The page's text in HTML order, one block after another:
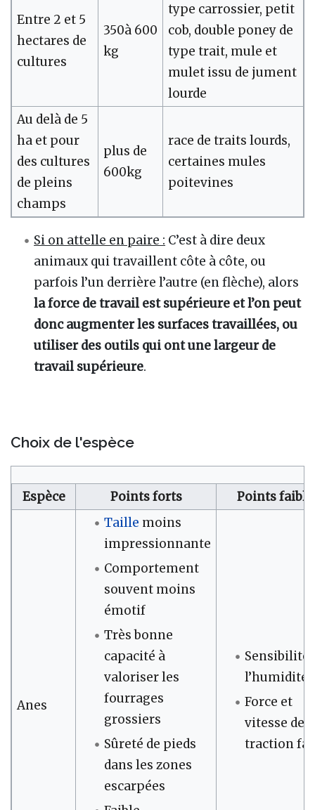
Entre 2 et 5
hectares de
cultures
350à 600
kg
type carrossier, petit
cob, double poney de
type trait, mule et
mulet issu de jument
lourde
Au delà de 5
ha et pour
des cultures
de pleins
champs
plus de
600kg
race de traits lourds,
certaines mules
poitevines
Si on attelle en paire : C’est à dire deux
animaux qui travaillent côte à côte, ou
parfois l’un derrière l’autre (en flèche), alors
la force de travail est supérieure et l’on peut
donc augmenter les surfaces travaillées, ou
utiliser des outils qui ont une largeur de
travail supérieure.
Choix de l'espèce
Espèce Points forts Points
Anes
Taille moins
impressionnante
Comportement
souvent moins
émotif
Très bonne
capacité à
valoriser les
fourrages
grossiers
Sûreté de pieds
dans les zones
escarpées
Sensibilité
l’humidité
Force et
vitesse de
traction